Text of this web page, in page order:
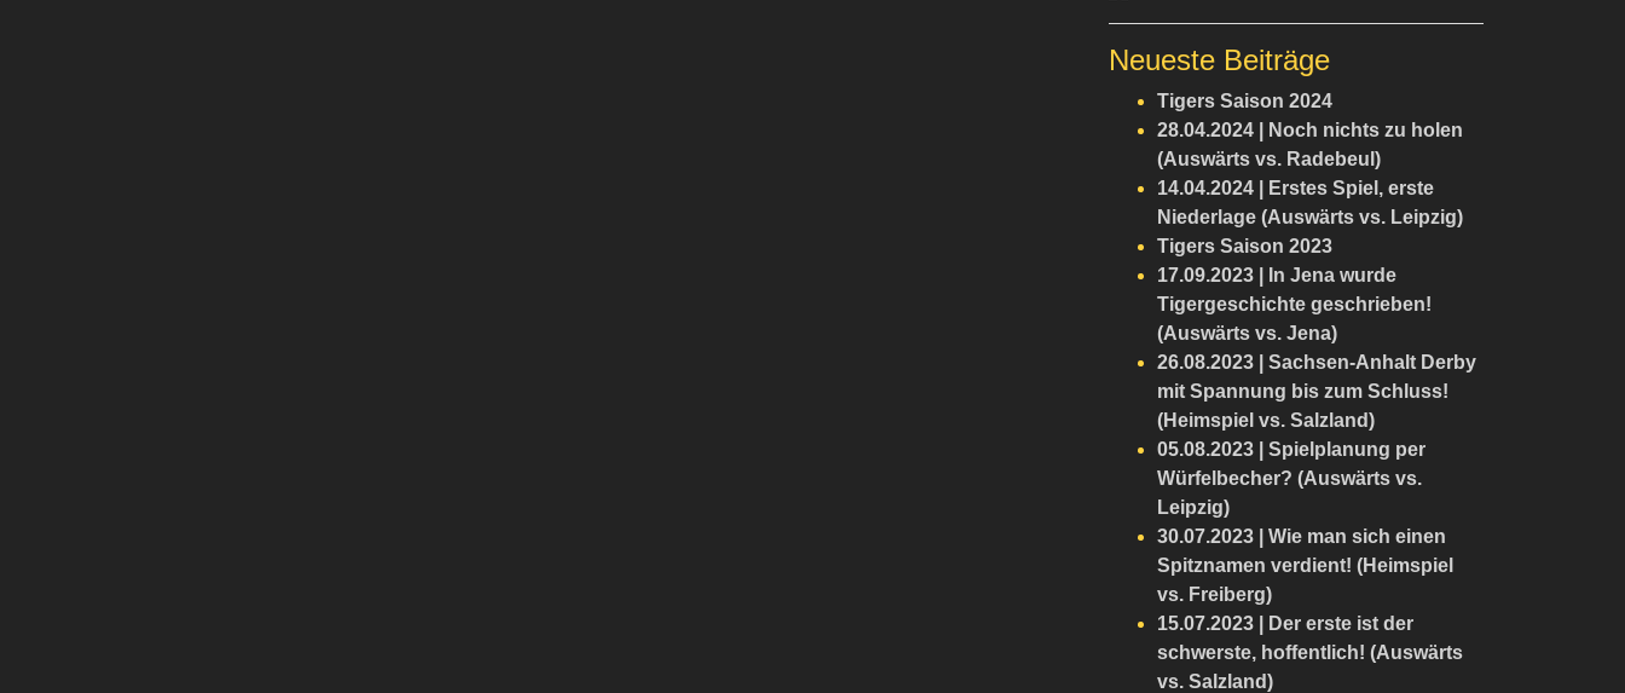
Neueste Beiträge
Tigers Saison 2024
28.04.2024 | Noch nichts zu holen
(Auswärts vs. Radebeul)
14.04.2024 | Erstes Spiel, erste
Niederlage (Auswärts vs. Leipzig)
Tigers Saison 2023
17.09.2023 | In Jena wurde
Tigergeschichte geschrieben!
(Auswärts vs. Jena)
26.08.2023 | Sachsen-Anhalt Derby
mit Spannung bis zum Schluss!
(Heimspiel vs. Salzland)
05.08.2023 | Spielplanung per
Würfelbecher? (Auswärts vs.
Leipzig)
30.07.2023 | Wie man sich einen
Spitznamen verdient! (Heimspiel
vs. Freiberg)
15.07.2023 | Der erste ist der
schwerste, hoffentlich! (Auswärts
vs. Salzland)